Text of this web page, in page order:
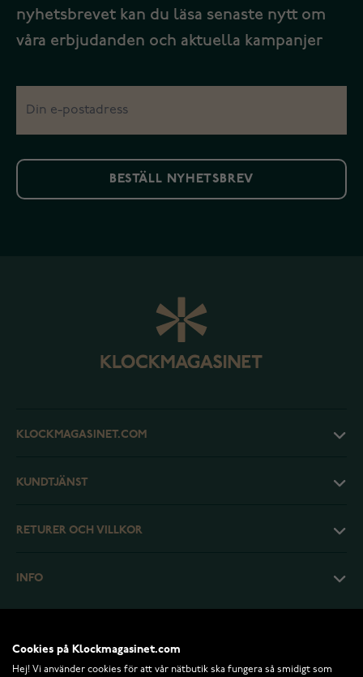
nyhetsbrevet kan du läsa senaste nytt om
våra erbjudanden och aktuella kampanjer
BESTÄLL NYHETSBREV
KLOCKMAGASINET.COM
KUNDTJÄNST
RETURER OCH VILLKOR
INFO
Cookies på Klockmagasinet.com
Hej! Vi använder cookies för att vår nätbutik ska fungera så smidigt som